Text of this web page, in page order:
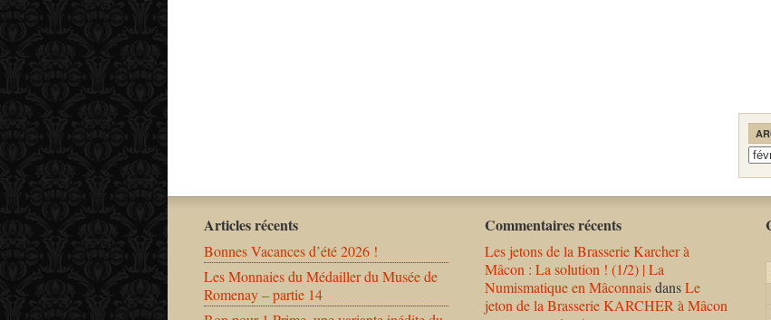
Articles récents
Bonnes Vacances d’été 2026 !
Les Monnaies du Médailler du Musée de
Romenay – partie 14
Commentaires récents
Les jetons de la Brasserie Karcher à
Mâcon : La solution ! (1/2) | La
Numismatique en MâconnaisdansLe
jeton de la Brasserie KARCHER à Mâcon